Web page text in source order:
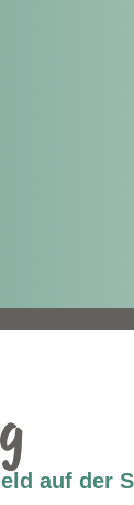
auf der